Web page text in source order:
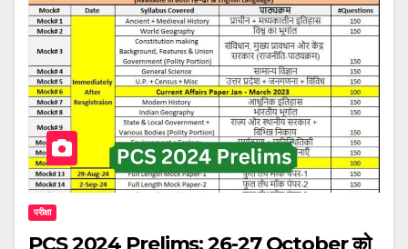
परीक्षा
PCS 2024 Prelims: 26-27 October को